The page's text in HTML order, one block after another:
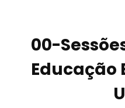
00-
Educação